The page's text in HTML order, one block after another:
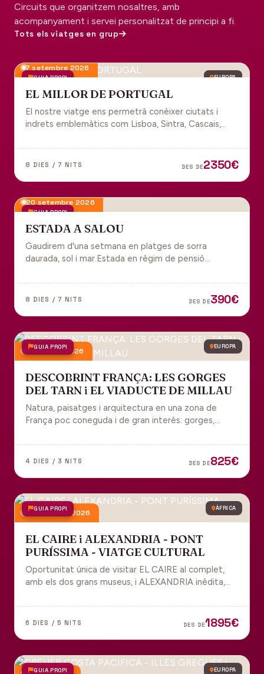
Circuits que organitzem nosaltres, amb
acompanyament i servei personalitzat de principi a fi.
Tots els viatges en grup
GUIA PROPI EUROPA
7 setembre 2026
EL MILLOR DE PORTUGAL
El nostre viatge ens permetrà conèixer ciutats i
indrets emblemàtics com Lisboa, Sintra, Cascais,
tot inclòs per gaudir plenament de Portugal.
8 DIES / 7 NITS DES DE2350€
GUIA PROPI
20 setembre 2026
ESTADA A SALOU
Gaudirem d'una setmana en platges de sorra
daurada, sol i mar.Estada en règim de pensió
8 DIES / 7 NITS DES DE390€
GUIA PROPI EUROPA
9 octubre 2026
DESCOBRINT FRANÇA: LES GORGES
DEL TARN i EL VIADUCTE DE MILLAU
Natura, paisatges i arquitectura en una zona de
França poc coneguda i de gran interès: gorges,
de Millau.
4 DIES / 3 NITS DES DE825€
GUIA PROPI ÀFRICA
4 desembre 2026
EL CAIRE i ALEXANDRIA - PONT
PURÍSSIMA - VIATGE CULTURAL
Oportunitat única de visitar EL CAIRE al complet,
amb els dos grans museus, i ALEXANDRIA inèdita,
6 DIES / 5 NITS DES DE1895€
GUIA PROPI EUROPA